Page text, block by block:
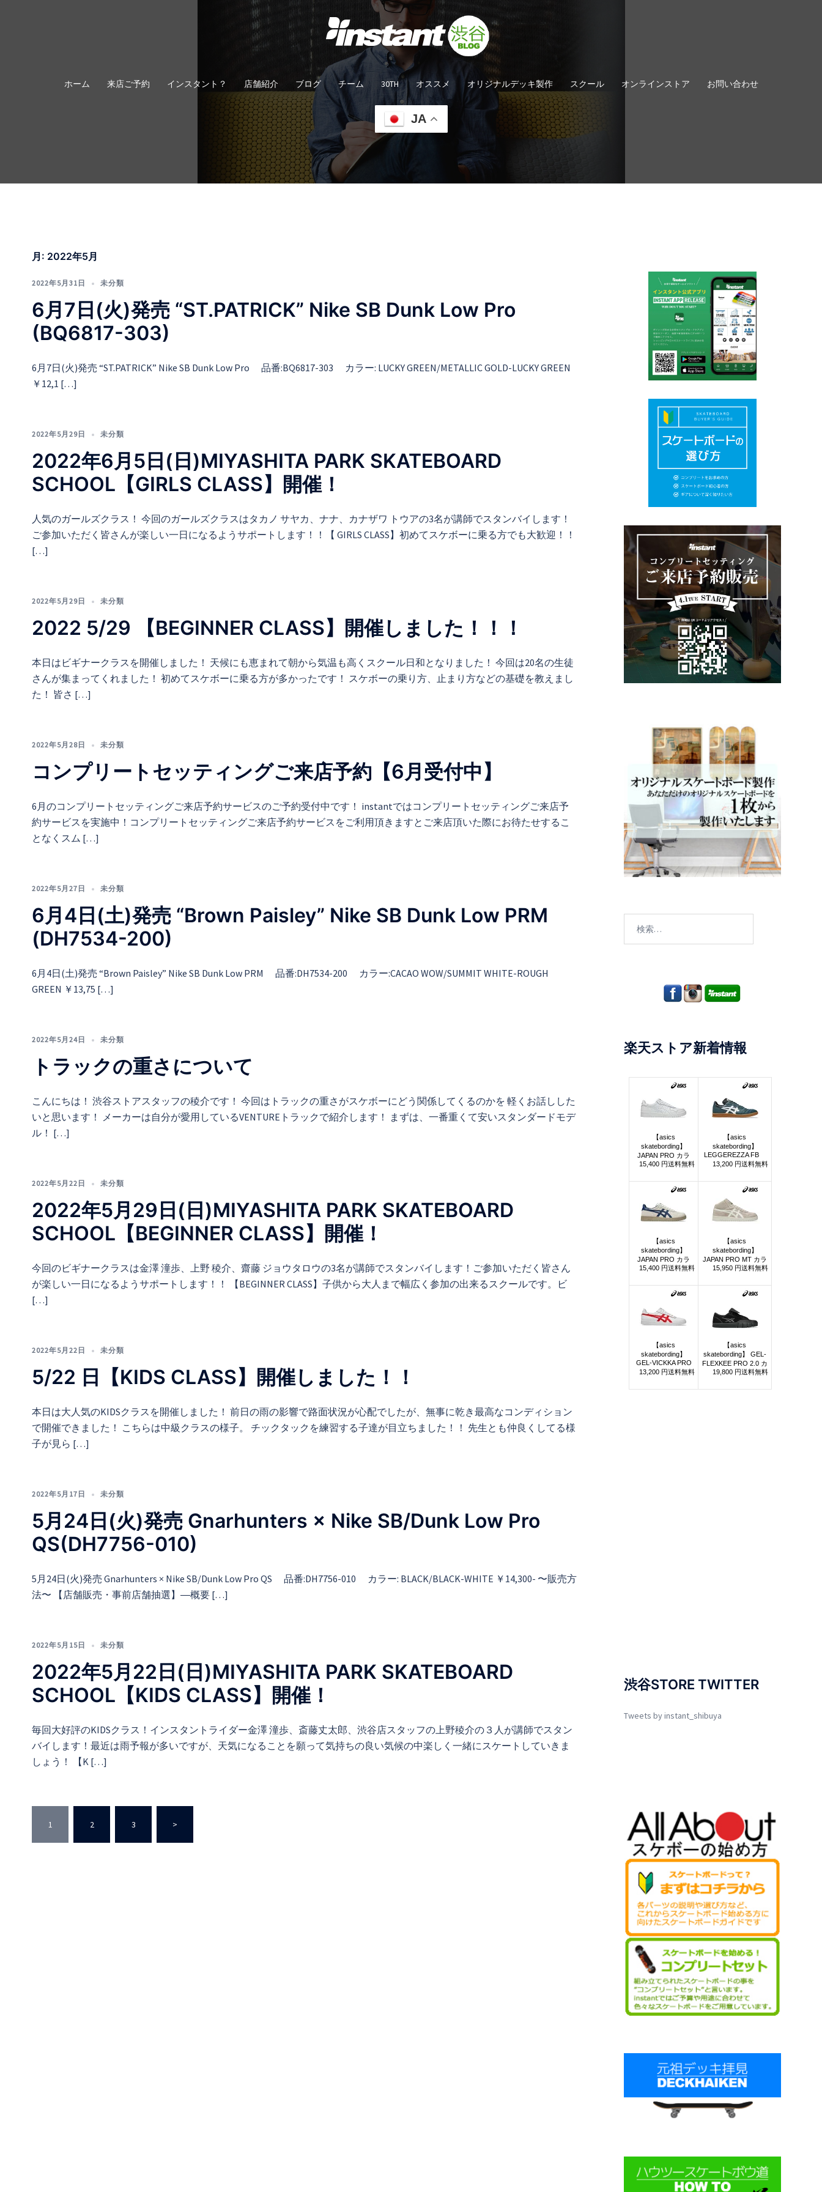
ホーム 来店ご予約 インスタント？ 店舗紹介 ブログ チーム 30TH オススメ オリジナルデッキ製作 スクール オンラインストア お問い合わせ
JA
月: 2022年5月
2022年5月31日 未分類
6月7日(火)発売 “ST.PATRICK” Nike SB Dunk Low Pro
(BQ6817-303)
6月7日(火)発売 “ST.PATRICK” Nike SB Dunk Low Pro 品番:BQ6817-303 カラー: LUCKY GREEN/METALLIC GOLD-LUCKY GREEN
￥12,1 […]
2022年5月29日 未分類
2022年6月5日(日)MIYASHITA PARK SKATEBOARD
SCHOOL【GIRLS CLASS】開催！
人気のガールズクラス！ 今回のガールズクラスはタカノ サヤカ、ナナ、カナザワ トウアの3名が講師でスタンバイします！
ご参加いただく皆さんが楽しい一日になるようサポートします！！【 GIRLS CLASS】初めてスケボーに乗る方でも大歓迎！！
[…]
2022年5月29日 未分類
2022 5/29 【BEGINNER CLASS】開催しました！！！
本日はビギナークラスを開催しました！ 天候にも恵まれて朝から気温も高くスクール日和となりました！ 今回は20名の生徒
さんが集まってくれました！ 初めてスケボーに乗る方が多かったです！ スケボーの乗り方、止まり方などの基礎を教えまし
た！ 皆さ […]
2022年5月28日 未分類
コンプリートセッティングご来店予約【6月受付中】
6月のコンプリートセッティングご来店予約サービスのご予約受付中です！ instantではコンプリートセッティングご来店予
約サービスを実施中！コンプリートセッティングご来店予約サービスをご利用頂きますとご来店頂いた際にお待たせするこ
となくスム […]
2022年5月27日 未分類
6月4日(土)発売 “Brown Paisley” Nike SB Dunk Low PRM
(DH7534-200)
6月4日(土)発売 “Brown Paisley” Nike SB Dunk Low PRM 品番:DH7534-200 カラー:CACAO WOW/SUMMIT WHITE-ROUGH
GREEN ￥13,75 […]
2022年5月24日 未分類
トラックの重さについて
こんにちは！ 渋谷ストアスタッフの稜介です！ 今回はトラックの重さがスケボーにどう関係してくるのかを 軽くお話しした
いと思います！ メーカーは自分が愛用しているVENTUREトラックで紹介します！ まずは、一番重くて安いスタンダードモデ
ル！ […]
2022年5月22日 未分類
2022年5月29日(日)MIYASHITA PARK SKATEBOARD
SCHOOL【BEGINNER CLASS】開催！
今回のビギナークラスは金澤 潼歩、上野 稜介、齋藤 ジョウタロウの3名が講師でスタンバイします！ご参加いただく皆さん
が楽しい一日になるようサポートします！！ 【BEGINNER CLASS】子供から大人まで幅広く参加の出来るスクールです。ビ
[…]
2022年5月22日 未分類
5/22 日【KIDS CLASS】開催しました！！
本日は大人気のKIDSクラスを開催しました！ 前日の雨の影響で路面状況が心配でしたが、無事に乾き最高なコンディション
で開催できました！ こちらは中級クラスの様子。 チックタックを練習する子達が目立ちました！！ 先生とも仲良くしてる様
子が見ら […]
2022年5月17日 未分類
5月24日(火)発売 Gnarhunters × Nike SB/Dunk Low Pro
QS(DH7756-010)
5月24日(火)発売 Gnarhunters × Nike SB/Dunk Low Pro QS 品番:DH7756-010 カラー: BLACK/BLACK-WHITE ￥14,300- 〜販売方
法〜 【店舗販売・事前店舗抽選】―概要 […]
2022年5月15日 未分類
2022年5月22日(日)MIYASHITA PARK SKATEBOARD
SCHOOL【KIDS CLASS】開催！
毎回大好評のKIDSクラス！インスタントライダー金澤 潼歩、斎藤丈太郎、渋谷店スタッフの上野稜介の３人が講師でスタン
バイします！最近は雨予報が多いですが、天気になることを願って気持ちの良い気候の中楽しく一緒にスケートしていきま
しょう！ 【K […]
投
稿
1 2 3 >
楽天ストア新着情報
渋谷STORE TWITTER
Tweets by instant_shibuya